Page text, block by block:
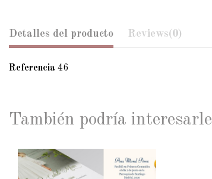
Detalles del producto Reviews(0)
Referencia 46
También podría interesarle